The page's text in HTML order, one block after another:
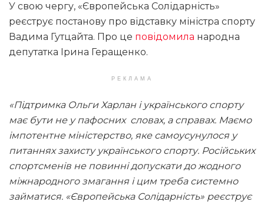
У свою чергу, «Європейська Солідарність»
реєструє постанову про відставку міністра спорту
Вадима Гутцайта. Про це повідомила народна
депутатка Ірина Геращенко.
РЕКЛАМА
«Підтримка Ольги Харлан і українського спорту
має бути не у пафосних словах, а справах. Маємо
імпотентне міністерство, яке самоусунулося у
питаннях захисту українського спорту. Російських
спортсменів не повинні допускати до жодного
міжнародного змагання і цим треба системно
займатися. «Європейська Солідарність» реєструє